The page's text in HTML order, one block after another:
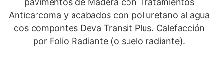
pavimentos de Madera con Tratamientos
Anticarcoma y acabados con poliuretano al agua
dos compontes Deva Transit Plus. Calefacción
por Folio Radiante (o suelo radiante).